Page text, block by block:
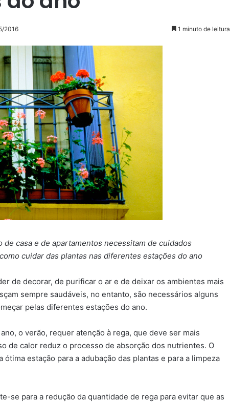
2016 1 minuto de leitura
de casa e de apartamentos necessitam de cuidados
cuidar das plantas nas diferentes estações do ano
de decorar, de purificar o ar e de deixar os ambientes mais
sempre saudáveis, no entanto, são necessários alguns
pelas diferentes estações do ano.
o verão, requer atenção à rega, que deve ser mais
de calor reduz o processo de absorção dos nutrientes. O
ótima estação para a adubação das plantas e para a limpeza
se para a redução da quantidade de rega para evitar que as